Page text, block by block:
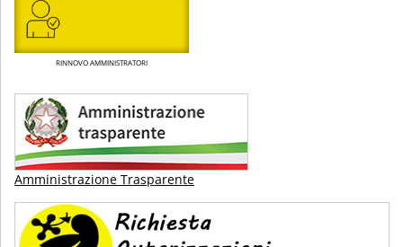
RINNOVO AMMINISTRATORI
Amministrazione Trasparente